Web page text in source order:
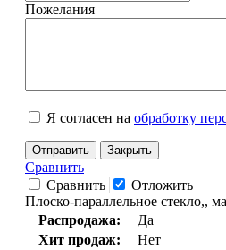
Пожелания
Я согласен на обработку
Отправить Закрыть
Сравнить
Сравнить
Отложить
Плоско-параллельное стекло,,
Распродажа:
Да
Хит продаж:
Нет